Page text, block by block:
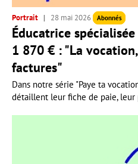
Portrait 28 mai 2026 Abonnés
Éducatrice spécialisée
1 870 € : "La
factures"
Dans notre série "Paye ta
détaillent leur fiche de paie, leur